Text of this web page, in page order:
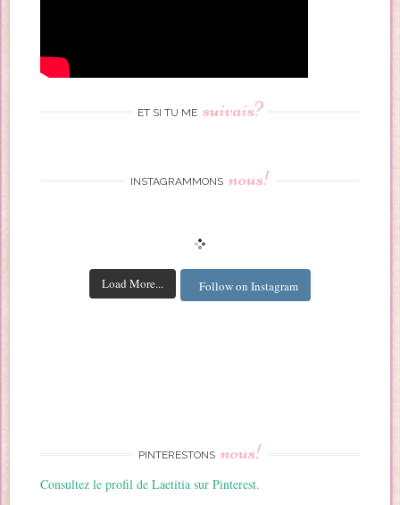
ET SI TU ME suivais?
INSTAGRAMMONS nous!
Load More... Follow on Instagram
PINTERESTONS nous!
Consultez le profil de Laetitia sur Pinterest.